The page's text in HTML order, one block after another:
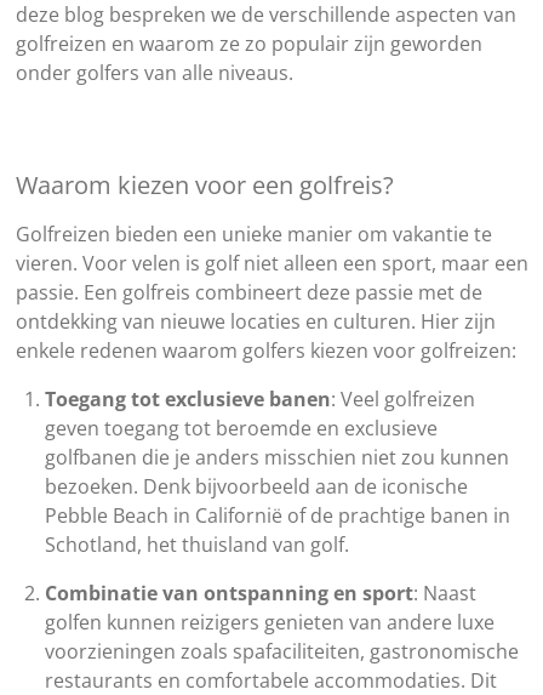
deze blog bespreken we de verschillende aspecten van
golfreizen en waarom ze zo populair zijn geworden
onder golfers van alle niveaus.
Waarom kiezen voor een golfreis?
Golfreizen bieden een unieke manier om vakantie te
vieren. Voor velen is golf niet alleen een sport, maar een
passie. Een golfreis combineert deze passie met de
ontdekking van nieuwe locaties en culturen. Hier zijn
enkele redenen waarom golfers kiezen voor golfreizen:
Toegang tot exclusieve banen: Veel golfreizen
geven toegang tot beroemde en exclusieve
golfbanen die je anders misschien niet zou kunnen
bezoeken. Denk bijvoorbeeld aan de iconische
Pebble Beach in Californië of de prachtige banen in
Schotland, het thuisland van golf.
Combinatie van ontspanning en sport: Naast
golfen kunnen reizigers genieten van andere luxe
voorzieningen zoals spafaciliteiten, gastronomische
restaurants en comfortabele accommodaties. Dit